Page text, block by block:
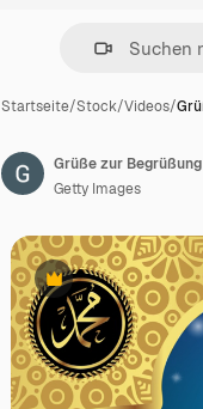
Startseite/Stock/Videos/
Premium
Getty Images